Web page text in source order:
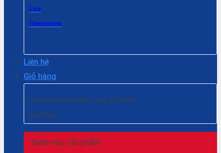
Loa
Oneconex
Liên hệ
Giỏ hàng
Chưa có sản phẩm trong giỏ hàng.
Giỏ hàng
Danh mục sản phẩm